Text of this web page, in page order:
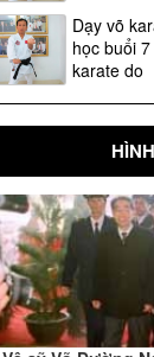
Dạy võ
học buổi
karate do
Vệ sỹ Võ Đường
phó thủ tướng
Vệ sỹ Võ Đường
phó chủ tịch